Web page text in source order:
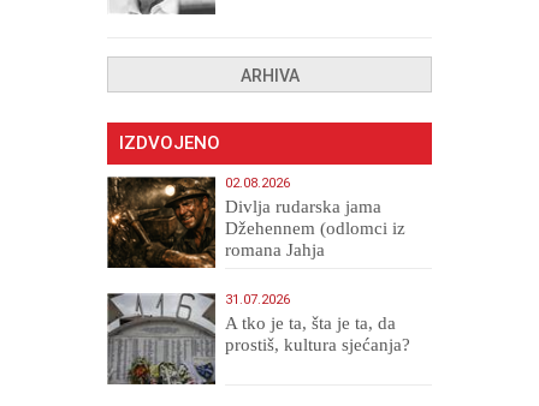
ARHIVA
IZDVOJENO
02.08.2026
Divlja rudarska jama
Džehennem (odlomci iz
romana Jahja
31.07.2026
A tko je ta, šta je ta, da
prostiš, kultura sjećanja?